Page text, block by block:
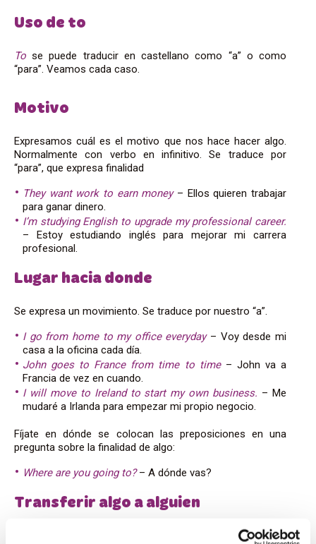
Uso de to
Tose puede traducir en castellano como “a” o como
“para”. Veamos cada caso.
Motivo
Expresamos cuál es el motivo que nos hace hacer algo.
Normalmente con verbo en infinitivo. Se traduce por
“para”, que expresa finalidad
They want work to earn money– Ellos quieren trabajar
para ganar dinero.
I’m studying English to upgrade my professional career.
– Estoy estudiando inglés para mejorar mi carrera
profesional.
Lugar hacia donde
Se expresa un movimiento. Se traduce por nuestro “a”.
I go from home to my office everyday– Voy desde mi
casa a la oficina cada día.
John goes to France from time to time– John va a
Francia de vez en cuando.
I will move to Ireland to start my own business. – Me
mudaré a Irlanda para empezar mi propio negocio.
Fíjate en dónde se colocan las preposiciones en una
pregunta sobre la finalidad de algo:
Where are you going to?– A dónde vas?
Transferir algo a alguien